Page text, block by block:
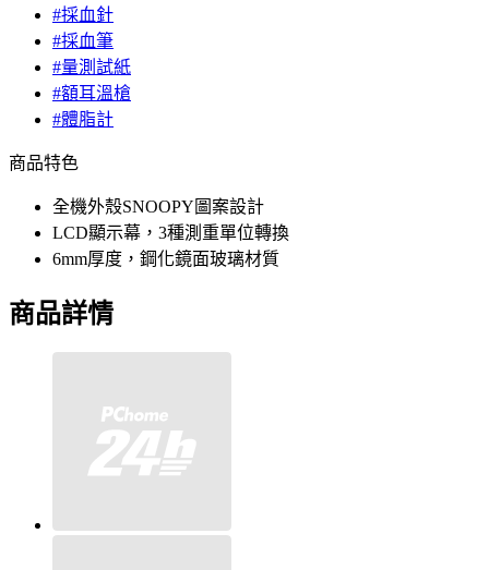
#採血針
#採血筆
#量測試紙
#額耳溫槍
#體脂計
商品特色
全機外殼SNOOPY圖案設計
LCD顯示幕，3種測重單位轉換
6mm厚度，鋼化鏡面玻璃材質
商品詳情